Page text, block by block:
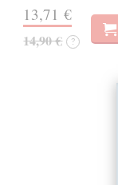
13,71 €
14,90 € ?